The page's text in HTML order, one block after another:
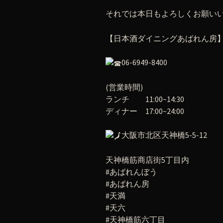
それでは本日もよろしくお願い
【日本酒ダイニングあばれん房】
06-6949-8400
(営業時間)
ランチ 11:00~14:30
ディナー 17:00~24:00
大阪市北区天神橋5-5-12
天神橋筋商店街5丁目内
#あばれんぼう
#あばれん房
#天満
#天六
#天神橋筋六丁目